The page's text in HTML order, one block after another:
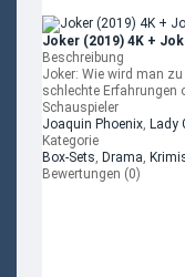
Joker (2019) 4K +
Beschreibung
Joker: Wie wird man
schlechte Erfahrungen
Schauspieler
Joaquin Phoenix, Lady
Kategorie
Box-Sets, Drama,
Bewertungen (0)